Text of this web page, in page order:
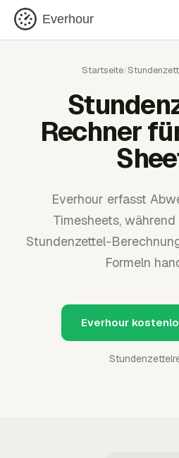
Everhour
Startseite/
Rechner
Everhour erfasst
Timesheets,
Stundenzettel-
Formeln
Everhour